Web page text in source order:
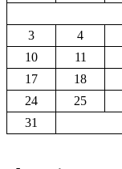
3
4
10
11
17
18
24
25
31